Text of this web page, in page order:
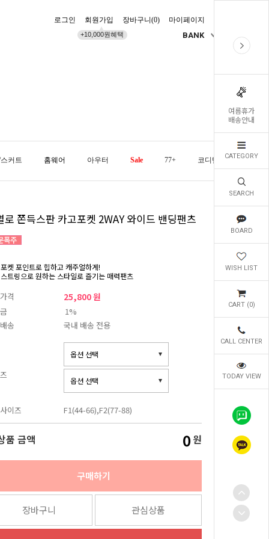
여름휴가
배송안내
CATEGORY
SEARCH
BOARD
WISH LIST
CART (0)
CALL CENTER
TODAY VIEW
로그인 회원가입
+10,000원혜택
장바구니(0) 마이페이지
BANK
커트 홈웨어 아우터 Sale 77+ 코디템 오늘발송
로 쫀득스판 카고포켓 2WAY 와이드 밴딩팬츠
켓 포인트로 힙하고 캐주얼하게!
트링으로 원하는 스타일로 즐기는 매력팬츠
격 25,800 원
1%
송
국내 배송 전용
이즈 F1(44-66),F2(77-88)
품 금액 0 원
구매하기
장바구니 관심상품